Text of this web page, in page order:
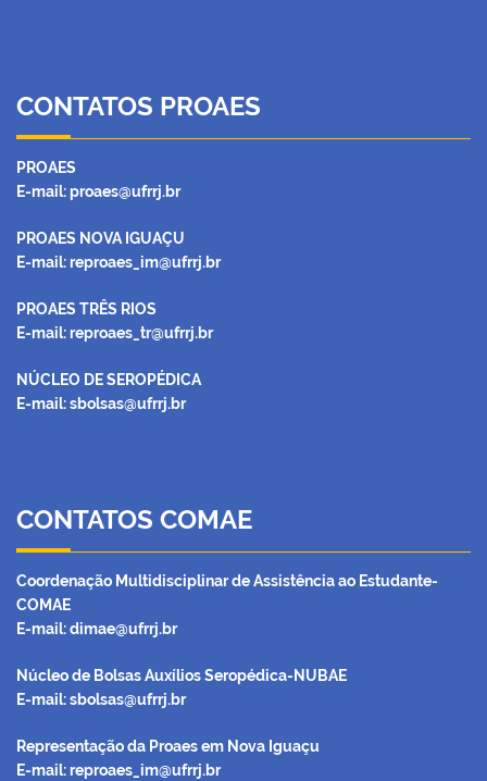
CONTATOS PROAES
PROAES
E-mail: proaes@ufrrj.br
PROAES NOVA IGUAÇU
E-mail: reproaes_im@ufrrj.br
PROAES TRÊS RIOS
E-mail: reproaes_tr@ufrrj.br
NÚCLEO DE SEROPÉDICA
E-mail: sbolsas@ufrrj.br
CONTATOS COMAE
Coordenação Multidisciplinar de Assistência ao Estudante-
COMAE
E-mail: dimae@ufrrj.br
Núcleo de Bolsas Auxílios Seropédica-NUBAE
E-mail:sbolsas@ufrrj.br
Representação da Proaes em Nova Iguaçu
E-mail:reproaes_im@ufrrj.br